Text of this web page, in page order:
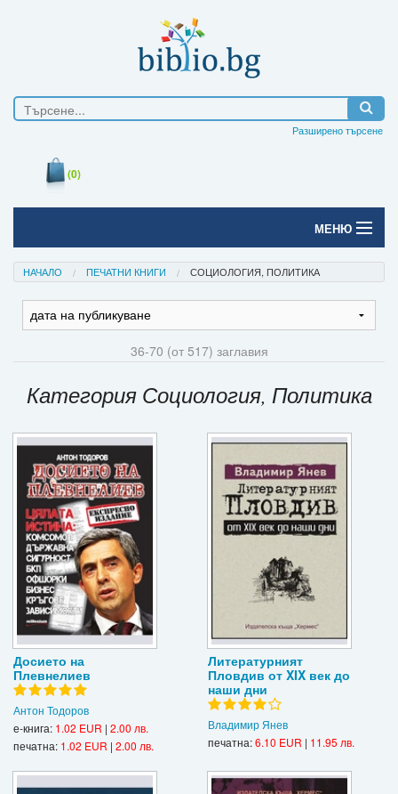
Разширено търсене
(0)
МЕНЮ
Начало
Печатни книги
Е-списания
Подаръци
Ваучери
Промоции
Контакти
Вход
Регистрация
НАЧАЛО ПЕЧАТНИ КНИГИ СОЦИОЛОГИЯ, ПОЛИТИКА
36-70 (от 517) заглавия
Категория Социология, Политика
Досието на
Плевнелиев
Антон Тодоров
е-книга: 1.02 EUR | 2.00 лв.
печатна: 1.02 EUR | 2.00 лв.
Литературният
Пловдив от XIX век до
наши дни
Владимир Янев
печатна:6.10 EUR | 11.95 лв.